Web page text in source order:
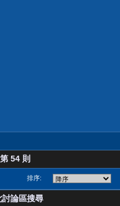
54 則
排序:
討論區搜尋